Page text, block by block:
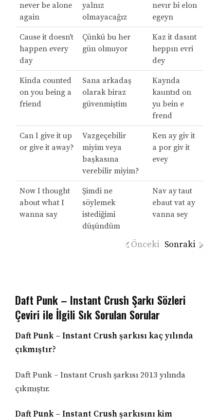
never be alone
again
yalnız
olmayacağız
nevır bi elon
egeyn
Cause it doesn't
happen every
day
Çünkü bu her
gün olmuyor
Kaz it dasınt
heppın evri
dey
Kinda counted
on you being a
friend
Sana arkadaş
olarak biraz
güvenmiştim
Kaynda
kauntıd on
yu bein e
frend
Can I give it up
or give it away?
Vazgeçebilir
miyim veya
başkasına
verebilir miyim?
Ken ay giv it
a por giv it
evey
Now I thought
about what I
wanna say
Şimdi ne
söylemek
istediğimi
düşündüm
Nav ay taut
ebaut vat ay
vanna sey
Önceki Sonraki
Daft Punk – Instant Crush Şarkı Sözleri
Çeviri ile İlgili Sık Sorulan Sorular
Daft Punk – Instant Crush şarkısı kaç yılında
çıkmıştır?
Daft Punk – Instant Crush şarkısı 2013 yılında
çıkmıştır.
Daft Punk – Instant Crush şarkısını kim